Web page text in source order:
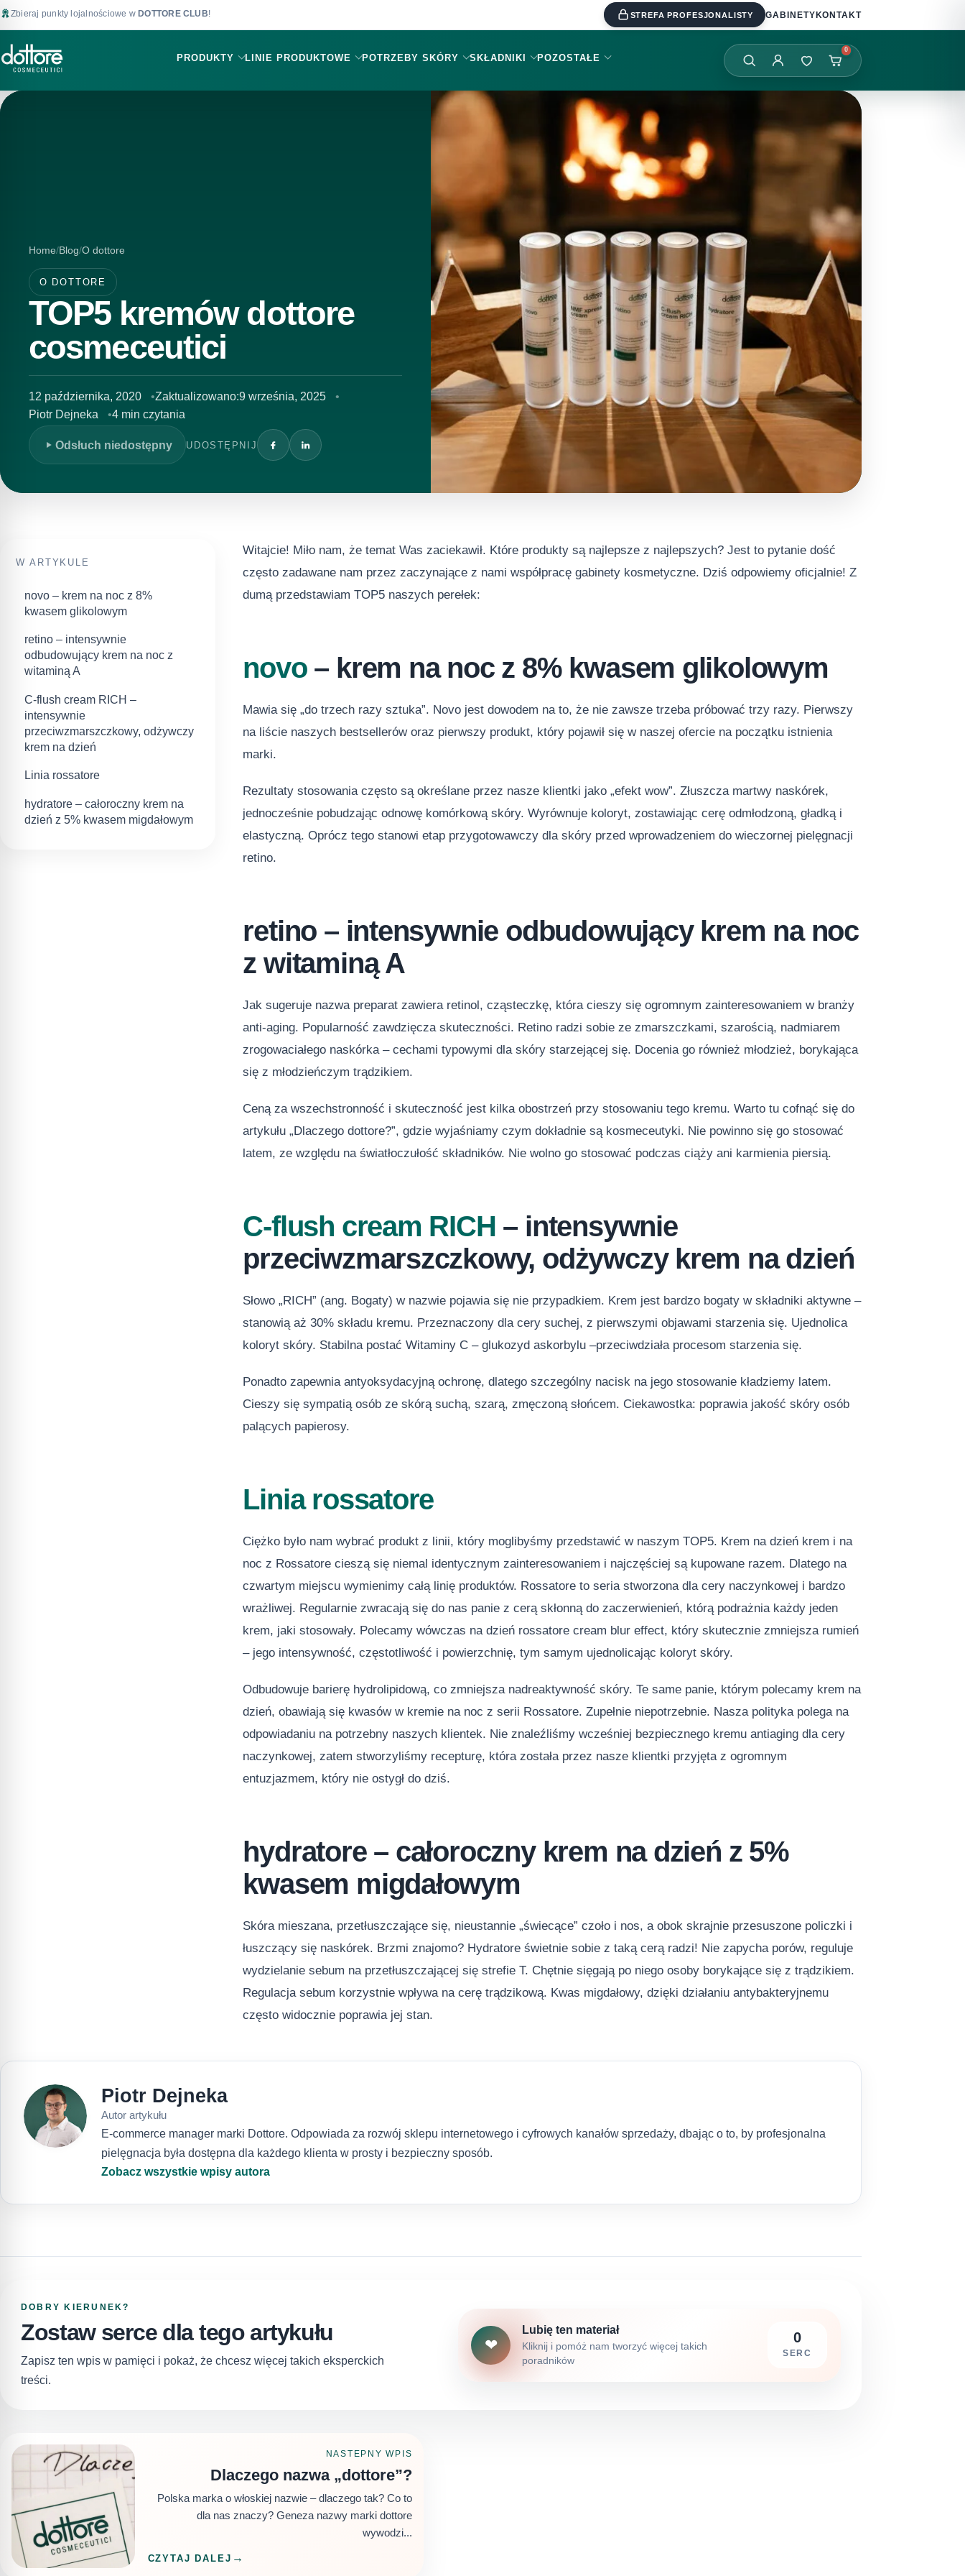
Zbieraj punkty lojalnościowe w DOTTORE CLUB! STREFA PROFESJONALISTY GABINETY KONTAKT
PRODUKTY LINIE PRODUKTOWE POTRZEBY SKÓRY SKŁADNIKI POZOSTAŁE
0
Home Blog O dottore
O DOTTORE
TOP5 kremów dottore
cosmeceutici
12 października, 2020 Zaktualizowano:9 września, 2025
Piotr Dejneka
4 min czytania
Odsłuch niedostępny UDOSTĘPNIJ
W ARTYKULE
novo – krem na noc z 8%
kwasem glikolowym
retino – intensywnie
odbudowujący krem na noc z
witaminą A
C-flush cream RICH –
intensywnie
przeciwzmarszczkowy, odżywczy
krem na dzień
Linia rossatore
hydratore – całoroczny krem na
dzień z 5% kwasem migdałowym
Witajcie! Miło nam, że temat Was zaciekawił. Które produkty są najlepsze z najlepszych? Jest to pytanie dość
często zadawane nam przez zaczynające z nami współpracę gabinety kosmetyczne. Dziś odpowiemy oficjalnie! Z
dumą przedstawiam TOP5 naszych perełek:
novo– krem na noc z 8% kwasem glikolowym
Mawia się „do trzech razy sztuka”. Novo jest dowodem na to, że nie zawsze trzeba próbować trzy razy. Pierwszy
na liście naszych bestsellerów oraz pierwszy produkt, który pojawił się w naszej ofercie na początku istnienia
marki.
Rezultaty stosowania często są określane przez nasze klientki jako „efekt wow”. Złuszcza martwy naskórek,
jednocześnie pobudzając odnowę komórkową skóry. Wyrównuje koloryt, zostawiając cerę odmłodzoną, gładką i
elastyczną. Oprócz tego stanowi etap przygotowawczy dla skóry przed wprowadzeniem do wieczornej pielęgnacji
retino.
retino – intensywnie odbudowujący krem na noc
z witaminą A
Jak sugeruje nazwa preparat zawiera retinol, cząsteczkę, która cieszy się ogromnym zainteresowaniem w branży
anti-aging. Popularność zawdzięcza skuteczności. Retino radzi sobie ze zmarszczkami, szarością, nadmiarem
zrogowaciałego naskórka – cechami typowymi dla skóry starzejącej się. Docenia go również młodzież, borykająca
się z młodzieńczym trądzikiem.
Ceną za wszechstronność i skuteczność jest kilka obostrzeń przy stosowaniu tego kremu. Warto tu cofnąć się do
artykułu „Dlaczego dottore?”, gdzie wyjaśniamy czym dokładnie są kosmeceutyki. Nie powinno się go stosować
latem, ze względu na światłoczułość składników. Nie wolno go stosować podczas ciąży ani karmienia piersią.
C-flush cream RICH – intensywnie
przeciwzmarszczkowy, odżywczy krem na dzień
Słowo „RICH” (ang. Bogaty) w nazwie pojawia się nie przypadkiem. Krem jest bardzo bogaty w składniki aktywne –
stanowią aż 30% składu kremu. Przeznaczony dla cery suchej, z pierwszymi objawami starzenia się. Ujednolica
koloryt skóry. Stabilna postać Witaminy C – glukozyd askorbylu –przeciwdziała procesom starzenia się.
Ponadto zapewnia antyoksydacyjną ochronę, dlatego szczególny nacisk na jego stosowanie kładziemy latem.
Cieszy się sympatią osób ze skórą suchą, szarą, zmęczoną słońcem. Ciekawostka: poprawia jakość skóry osób
palących papierosy.
Linia rossatore
Ciężko było nam wybrać produkt z linii, który moglibyśmy przedstawić w naszym TOP5. Krem na dzień krem i na
noc z Rossatore cieszą się niemal identycznym zainteresowaniem i najczęściej są kupowane razem. Dlatego na
czwartym miejscu wymienimy całą linię produktów. Rossatore to seria stworzona dla cery naczynkowej i bardzo
wrażliwej. Regularnie zwracają się do nas panie z cerą skłonną do zaczerwienień, którą podrażnia każdy jeden
krem, jaki stosowały. Polecamy wówczas na dzień rossatore cream blur effect, który skutecznie zmniejsza rumień
– jego intensywność, częstotliwość i powierzchnię, tym samym ujednolicając koloryt skóry.
Odbudowuje barierę hydrolipidową, co zmniejsza nadreaktywność skóry. Te same panie, którym polecamy krem na
dzień, obawiają się kwasów w kremie na noc z serii Rossatore. Zupełnie niepotrzebnie. Nasza polityka polega na
odpowiadaniu na potrzebny naszych klientek. Nie znaleźliśmy wcześniej bezpiecznego kremu antiaging dla cery
naczynkowej, zatem stworzyliśmy recepturę, która została przez nasze klientki przyjęta z ogromnym
entuzjazmem, który nie ostygł do dziś.
hydratore– całoroczny krem na dzień z 5%
kwasem migdałowym
Skóra mieszana, przetłuszczające się, nieustannie „świecące” czoło i nos, a obok skrajnie przesuszone policzki i
łuszczący się naskórek. Brzmi znajomo? Hydratore świetnie sobie z taką cerą radzi! Nie zapycha porów, reguluje
wydzielanie sebum na przetłuszczającej się strefie T. Chętnie sięgają po niego osoby borykające się z trądzikiem.
Regulacja sebum korzystnie wpływa na cerę trądzikową. Kwas migdałowy, dzięki działaniu antybakteryjnemu
często widocznie poprawia jej stan.
Piotr Dejneka
Autor artykułu
E-commerce manager marki Dottore. Odpowiada za rozwój sklepu internetowego i cyfrowych kanałów sprzedaży, dbając o to, by profesjonalna
pielęgnacja była dostępna dla każdego klienta w prosty i bezpieczny sposób.
Zobacz wszystkie wpisy autora
DOBRY KIERUNEK?
Zostaw serce dla tego artykułu
Zapisz ten wpis w pamięci i pokaż, że chcesz więcej takich eksperckich
treści.
❤
Lubię ten materiał
Kliknij i pomóż nam tworzyć więcej takich
poradników
0
SERC
NASTEPNY WPIS
Dlaczego nazwa „dottore”?
Polska marka o włoskiej nazwie – dlaczego tak? Co to
dla nas znaczy? Geneza nazwy marki dottore
wywodzi...
CZYTAJ DALEJ